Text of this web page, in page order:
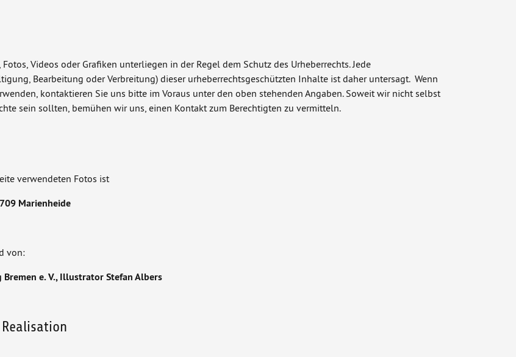
Videos oder Grafiken unterliegen in der Regel dem Schutz des Urheberrechts. Jede
Bearbeitung oder Verbreitung) dieser urheberrechtsgeschützten Inhalte ist daher untersagt. Wenn
kontaktieren Sie uns bitte im Voraus unter den oben stehenden Angaben. Soweit wir nicht selbst
sein sollten, bemühen wir uns, einen Kontakt zum Berechtigten zu vermitteln.
verwendeten Fotos ist
Marienheide
von:
e. V., Illustrator Stefan Albers